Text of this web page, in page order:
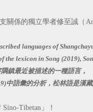
係的獨立學者修至誠（
languages of
the lexicon in Song (2019),
鎮最近被描述的一種語言，
中語彙的分析，松林語是漢藏
Tibetan」！